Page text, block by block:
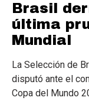
Brasil
última
Mundial
La Selección de
disputó ante el
Copa del Mundo